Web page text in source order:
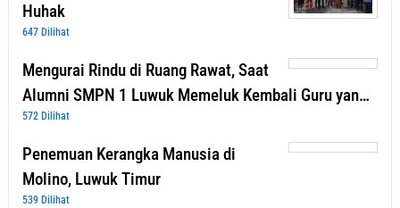
Huhak
647 Dilihat
Mengurai Rindu di Ruang Rawat, Saat
Alumni SMPN 1 Luwuk Memeluk Kembali Guru yan…
572 Dilihat
Penemuan Kerangka Manusia di
Molino, Luwuk Timur
539 Dilihat